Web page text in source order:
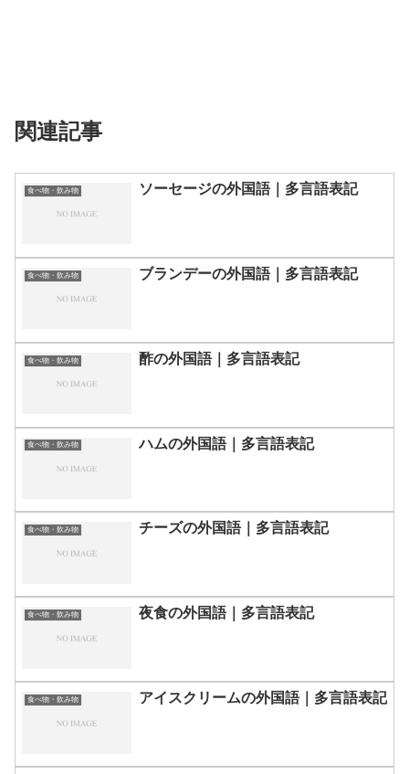
関連記事
食べ物・飲み物 ソーセージの外国語｜多言語表記
食べ物・飲み物 ブランデーの外国語｜多言語表記
食べ物・飲み物 酢の外国語｜多言語表記
食べ物・飲み物 ハムの外国語｜多言語表記
食べ物・飲み物 チーズの外国語｜多言語表記
食べ物・飲み物 夜食の外国語｜多言語表記
食べ物・飲み物 アイスクリームの外国語｜多言語表記